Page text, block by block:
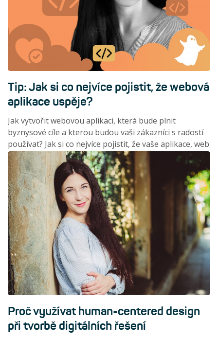
Tip: Jak si co nejvíce pojistit, že webová
aplikace uspěje?
Jak vytvořit webovou aplikaci, která bude plnit
byznysové cíle a kterou budou vaši zákazníci s radostí
používat? Jak si co nejvíce pojistit, že vaše aplikace, web
či e-shop budou mít úspěch? A jak získat náskok oproti
konkurenci díky naslouchání uživatelským potřebám?
Možnou cestu představuje Bára Kubátová,
teamleaderka kreativců BlueGhostu.
Proč využívat human-centered design
při tvorbě digitálních řešení